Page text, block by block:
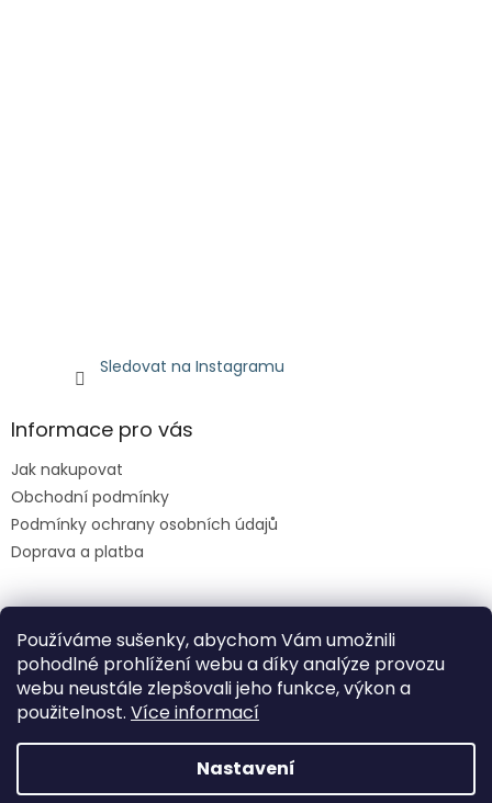
Používáme sušenky, abychom Vám umožnili
pohodlné prohlížení webu a díky analýze provozu
webu neustále zlepšovali jeho funkce, výkon a
použitelnost. Více informací
Nastavení
Sledovat na Instagramu
Informace pro vás
Jak nakupovat
Obchodní podmínky
Podmínky ochrany osobních údajů
Doprava a platba
Facebook
Vytvořil Shoptet